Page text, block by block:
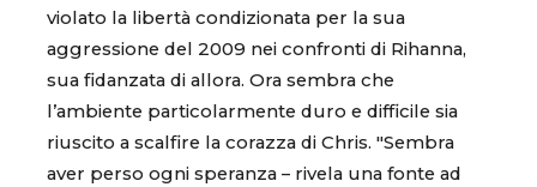
violato la libertà condizionata per la sua
aggressione del 2009 nei confronti di Rihanna,
sua fidanzata di allora. Ora sembra che
l’ambiente particolarmente duro e difficile sia
riuscito a scalfire la corazza di Chris. "Sembra
aver perso ogni speranza – rivela una fonte ad